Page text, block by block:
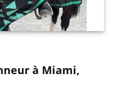
à Miami,